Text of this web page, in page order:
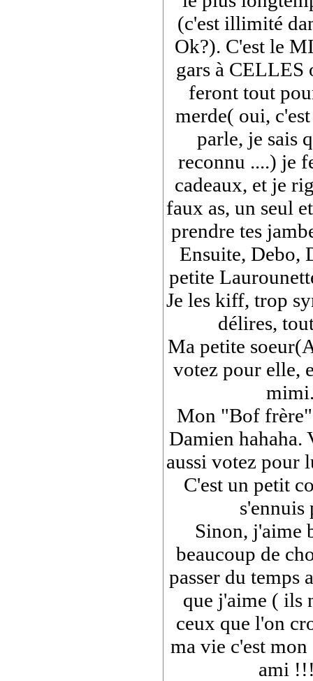
(c'est illimité
Ok?). C'est le
gars à CELLES
feront tout
merde( oui,
parle, je sais
reconnu ....) je
cadeaux, et je
faux as, un seul
prendre tes
Ensuite, Debo,
petite
Je les kiff, trop
délires,
Ma petite
votez pour elle,
Mon "Bof
Damien hahaha.
aussi votez pour
C'est un petit
s'ennuis
Sinon, j'aime
beaucoup de
passer du temps
que j'aime ( ils
ceux que l'on
ma vie c'est mon
ami